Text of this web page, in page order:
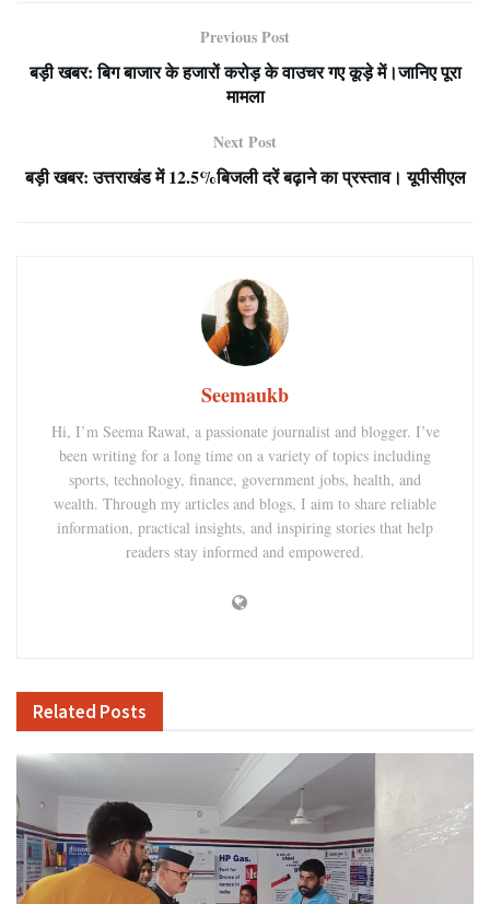
Previous Post
बड़ी खबर: बिग बाजार के हजारों करोड़ के वाउचर गए कूड़े में।जानिए पूरा
मामला
Next Post
बड़ी खबर: उत्तराखंड में 12.5%बिजली दरें बढ़ाने का प्रस्ताव। यूपीसीएल
Seemaukb
Hi, I’m Seema Rawat, a passionate journalist and blogger. I’ve
been writing for a long time on a variety of topics including
sports, technology, finance, government jobs, health, and
wealth. Through my articles and blogs, I aim to share reliable
information, practical insights, and inspiring stories that help
readers stay informed and empowered.
Related Posts